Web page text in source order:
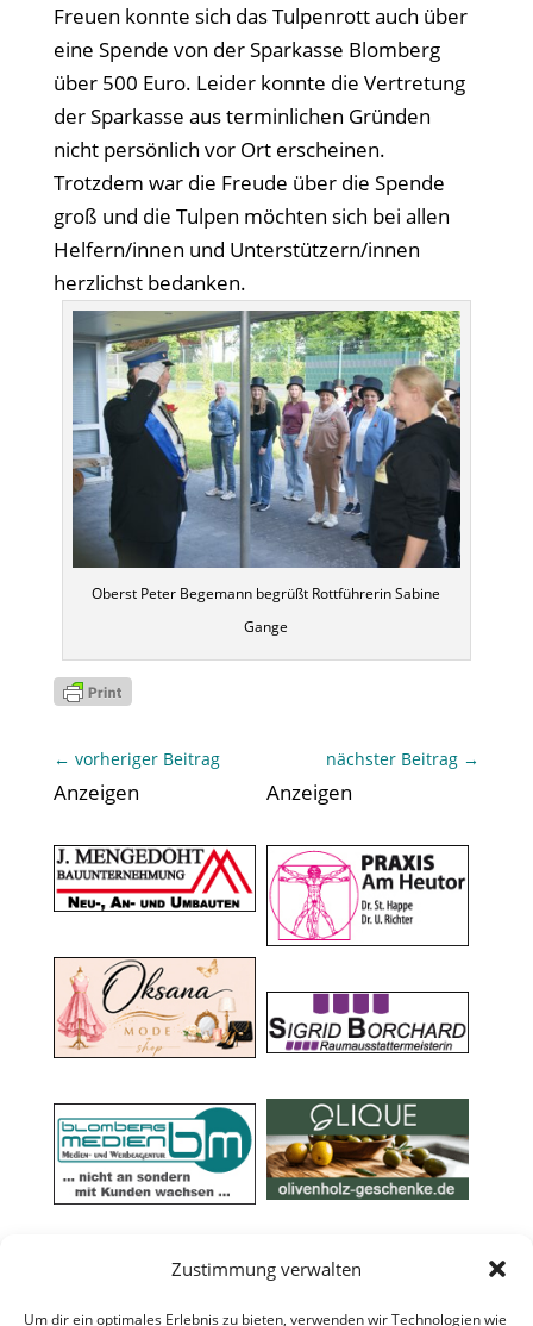
Zustimmung verwalten
Um dir ein optimales Erlebnis zu bieten, verwenden wir Technologien wie
Freuen konnte sich das Tulpenrott auch über
eine Spende von der Sparkasse Blomberg
über 500 Euro. Leider konnte die Vertretung
der Sparkasse aus terminlichen Gründen
nicht persönlich vor Ort erscheinen.
Trotzdem war die Freude über die Spende
groß und die Tulpen möchten sich bei allen
Helfern/innen und Unterstützern/innen
herzlichst bedanken.
Oberst Peter Begemann begrüßt Rottführerin Sabine
Gange
← vorheriger Beitrag nächster Beitrag →
Anzeigen Anzeigen